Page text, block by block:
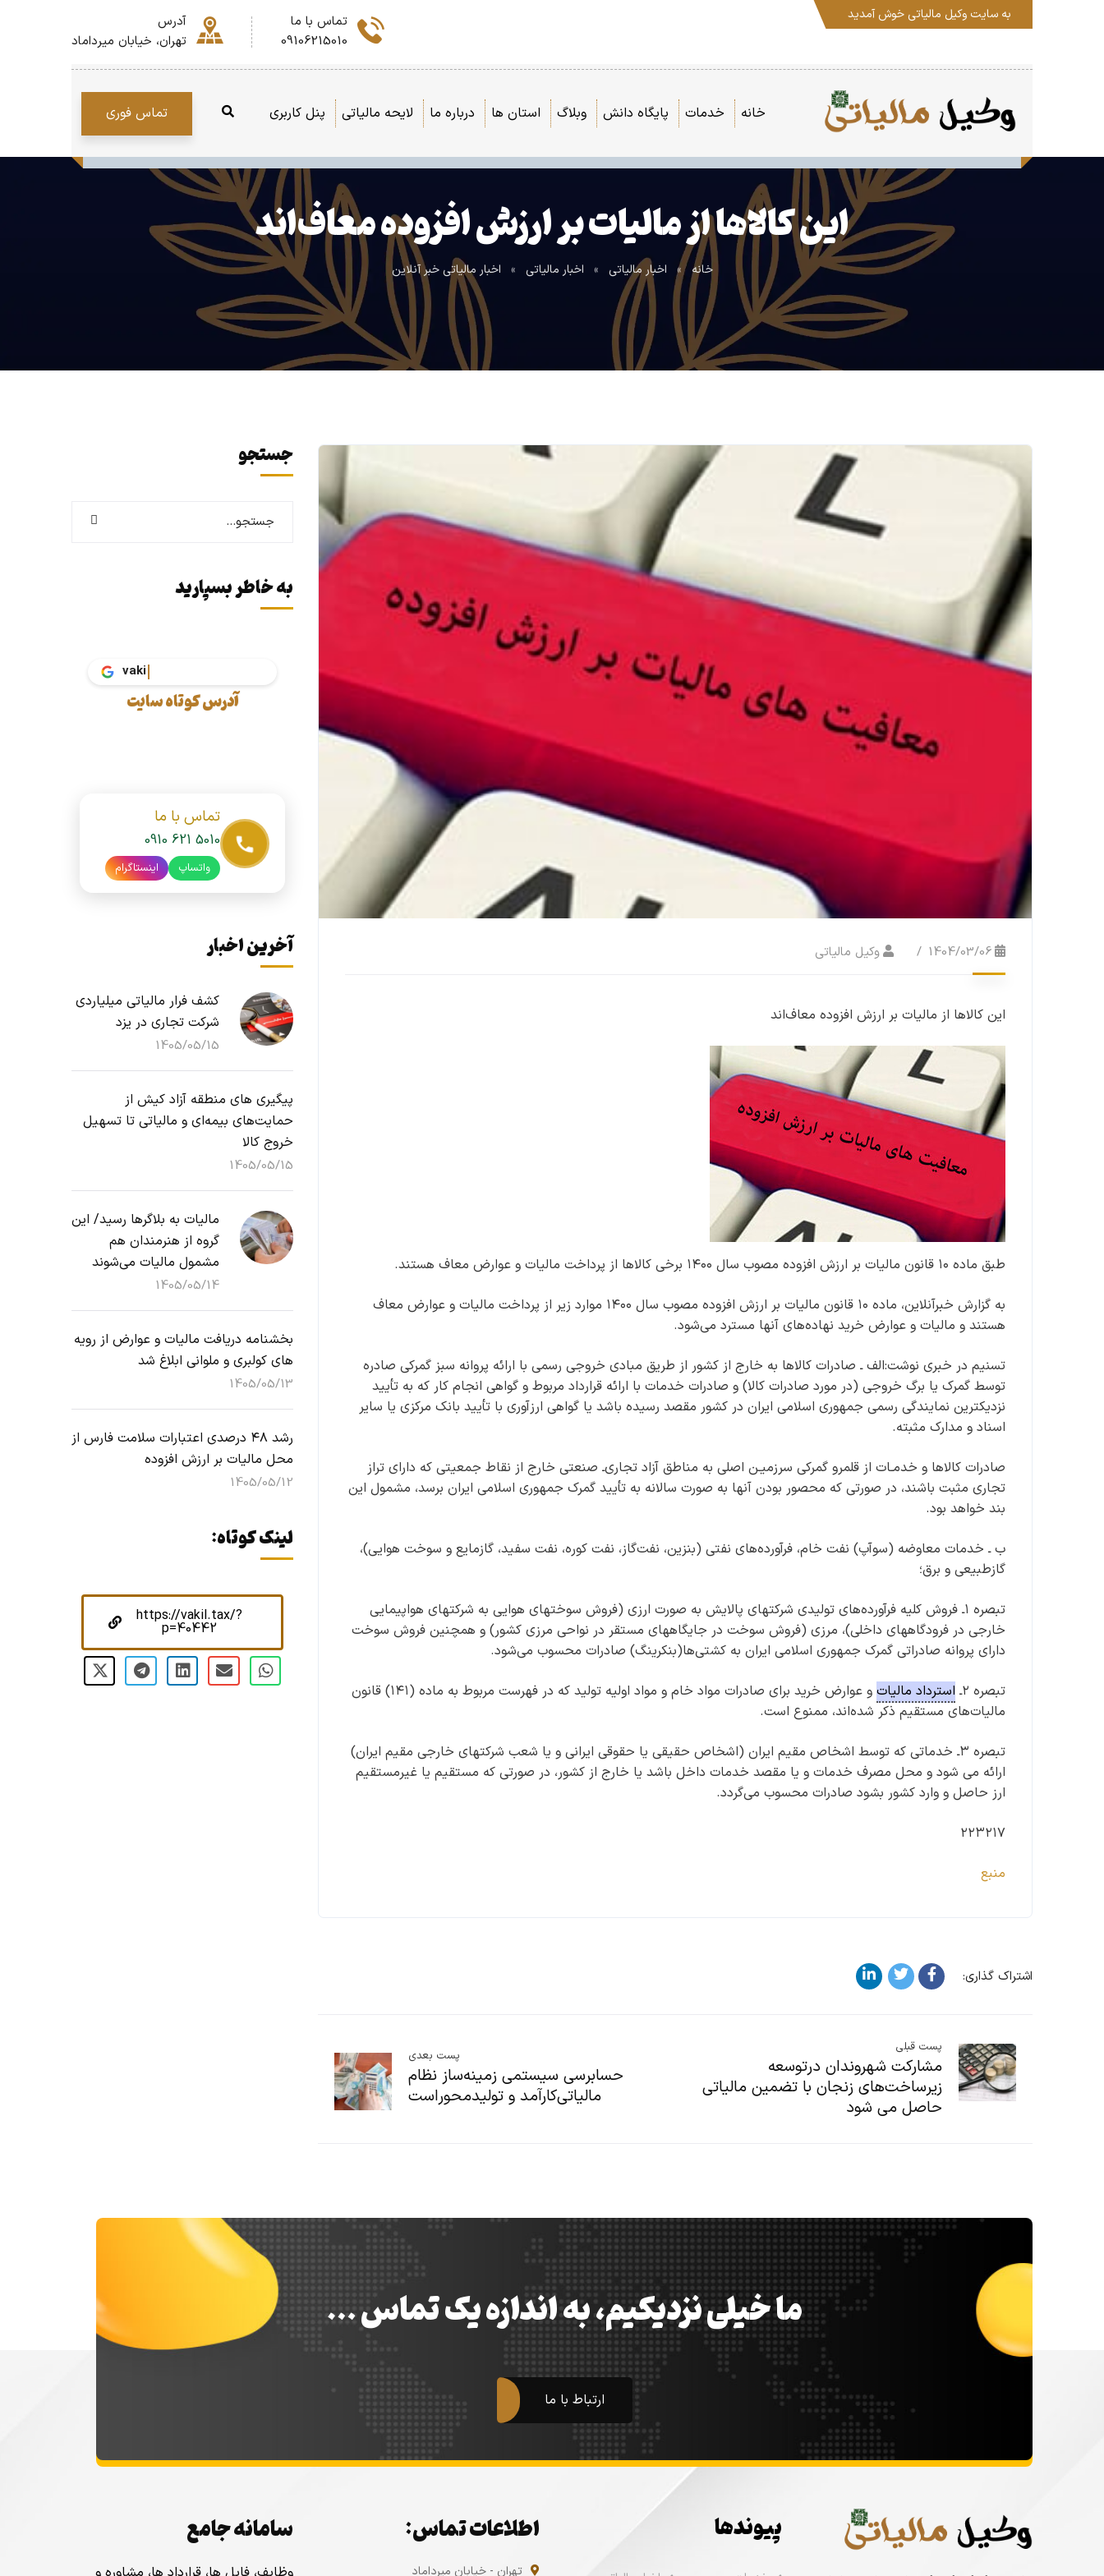
به سایت وکیل مالیاتی خوش آمدید
تماس با ما
09106215010
آدرس
تهران، خیابان میرداماد
خانه خدمات پایگاه دانش وبلاگ استان ها درباره ما لایحه مالیاتی پنل کاربری تماس فوری
این کالاها از مالیات بر ارزش افزوده معاف‌اند
خانه » اخبار مالیاتی » اخبار مالیاتی » اخبار مالیاتی خبر آنلاین
1404/03/06 وکیل مالیاتی
این کالاها از مالیات بر ارزش افزوده معاف‌اند
طبق ماده ۱۰ قانون مالیات بر ارزش افزوده مصوب سال ۱۴۰۰ برخی کالاها از پرداخت مالیات و عوارض معاف هستند.
به گزارش خبرآنلاین، ماده ۱۰ قانون مالیات بر ارزش افزوده مصوب سال ۱۴۰۰ موارد زیر از پرداخت مالیات و عوارض معاف
هستند و مالیات و عوارض خرید نهاده‌های آنها مسترد می‌شود.
تسنیم در خبری نوشت:الف ‌ـ صادرات کالاها به خارج از کشور از طریق مبادی خروجی رسمی با ارائه پروانه سبز گمرکی صادره
توسط گمرک یا برگ خروجی (در مورد صادرات کالا) و صادرات خدمات با ارائه قرارداد مربوط و گواهی انجام کار که به تأیید
نزدیکترین نمایندگی رسمی جمهوری اسلامی ایران در کشور مقصد رسیده باشد یا گواهی ارزآوری با تأیید بانک مرکزی یا سایر
اسناد و مدارک مثبته.
صادرات کالاها و خدمـات از قلمرو گمرکی سرزمیـن اصلی به مناطق آزاد تجاری‌ـ صنعتی خارج از نقاط جمعیتی که دارای تراز
تجاری مثبت باشند، در صورتی که محصور بودن آنها به صورت سالانه به تأیید گمرک جمهوری اسلامی ایران برسد، مشمول این
بند خواهد بود.
ب ‌ـ خدمات معاوضه (سوآپ) نفت خام، فرآورده‌های نفتی (بنزین، نفت‌گاز، نفت کوره، نفت سفید، گازمایع و سوخت‌ هوایی)،
گازطبیعی و برق؛
تبصره ۱ـ فروش کلیه فرآورده‌های تولیدی شرکتهای پالایش به صورت ارزی (فروش سوختهای هوایی به شرکتهای هواپیمایی
خارجی در فرودگاههای داخلی)، مرزی (فروش سوخت در جایگاههای مستقر در نواحی مرزی کشور) و همچنین فروش سوخت
دارای پروانه صادراتی گمرک جمهوری اسلامی ایران به کشتی‌ها(بنکرینگ) صادرات محسوب می‌شود.
تبصره ۲ـ استرداد مالیات
و عوارض خرید برای صادرات مواد خام و مواد اولیه تولید که در فهرست مربوط به ماده‌ (۱۴۱) قانون
مالیات‌های مستقیم ذکر شده‌اند، ممنوع است.
تبصره ۳ـ خدماتی که توسط اشخاص مقیم ایران (اشخاص حقیقی یا حقوقی ایرانی و یا شعب شرکتهای خارجی مقیم ایران)
ارائه می شود و محل مصرف خدمات و یا مقصد خدمات داخل باشد یا خارج از کشور، در صورتی که مستقیم یا غیرمستقیم
ارز حاصل و وارد کشور بشود صادرات محسوب می‌گردد.
۲۲۳۲۱۷
منبع
اشتراک گذاری:
پست قبلی
مشارکت شهروندان درتوسعه
زیرساخت‌های زنجان با تضمین مالیاتی
حاصل می شود
پست بعدی
حسابرسی سیستمی زمینه‌ساز نظام
مالیاتی‌کارآمد و تولیدمحوراست
جستجو
به خاطر بسپارید
vakil.tax
آدرس کوتاه سایت
تماس با ما
0910 621 5010
واتساپ اینستاگرام
آخرین اخبار
کشف فرار مالیاتی میلیاردی
شرکت تجاری در یزد
1405/05/15
پیگیری های منطقه آزاد کیش از
حمایت‌های بیمه‌ای و مالیاتی تا تسهیل
خروج کالا
1405/05/15
مالیات به بلاگرها رسید/ این
گروه از هنرمندان هم
مشمول مالیات می‌شوند
1405/05/14
بخشنامه دریافت مالیات و عوارض از رویه
های کولبری و ملوانی ابلاغ شد
1405/05/13
رشد ۴۸ درصدی اعتبارات سلامت فارس از
محل مالیات بر ارزش افزوده
1405/05/12
لینک کوتاه:
https://vakil.tax/?
p=40442
ما خیلی نزدیکیم، به اندازه یک تماس …
ارتباط با ما
پیوندها اطلاعات تماس:
تهران - خیابان میرداماد
سامانه جامع